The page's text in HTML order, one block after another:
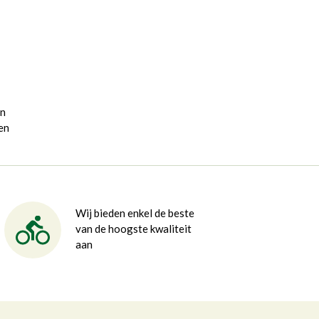
Wij bieden enkel de beste
van de hoogste kwaliteit
aan